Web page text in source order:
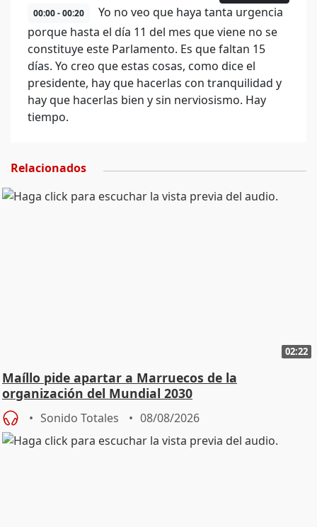
00:00 - 00:20
Yo no veo que haya tanta urgencia
porque hasta el día 11 del mes que viene no se
constituye este Parlamento. Es que faltan 15
días. Yo creo que estas cosas, como dice el
presidente, hay que hacerlas con tranquilidad y
hay que hacerlas bien y sin nerviosismo. Hay
tiempo.
Relacionados
02:22
Maíllo pide apartar a Marruecos de la
organización del Mundial 2030
Sonido Totales 08/08/2026